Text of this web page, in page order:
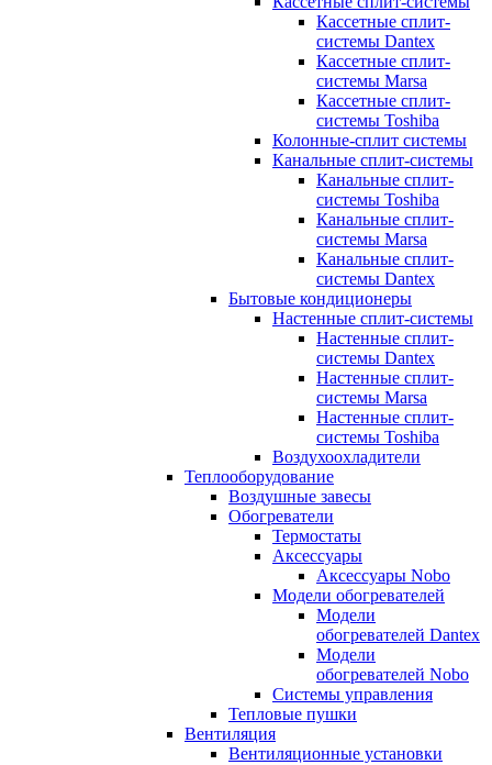
Кассетные сплит-
системы Dantex
Кассетные сплит-
системы Marsa
Кассетные сплит-
системы Toshiba
Колонные-сплит системы
Канальные сплит-системы
Канальные сплит-
системы Toshiba
Канальные сплит-
системы Marsa
Канальные сплит-
системы Dantex
Бытовые кондиционеры
Настенные сплит-системы
Настенные сплит-
системы Dantex
Настенные сплит-
системы Marsa
Настенные сплит-
системы Toshiba
Воздухоохладители
Теплооборудование
Воздушные завесы
Обогреватели
Термостаты
Аксессуары
Аксессуары Nobo
Модели обогревателей
Модели
обогревателей Dantex
Модели
обогревателей Nobo
Системы управления
Тепловые пушки
Вентиляция
Вентиляционные установки